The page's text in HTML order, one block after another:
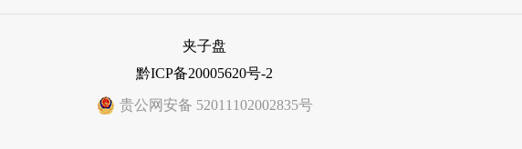
夹子盘
黔ICP备20005620号-2
贵公网安备 52011102002835号